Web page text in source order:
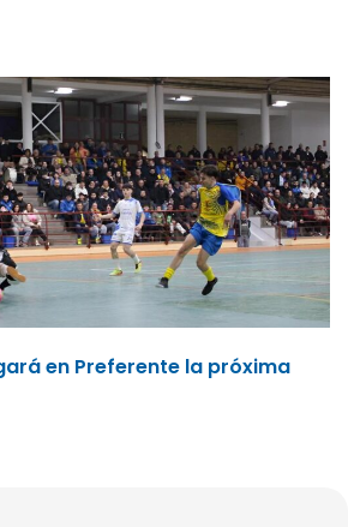
en Preferente la próxima